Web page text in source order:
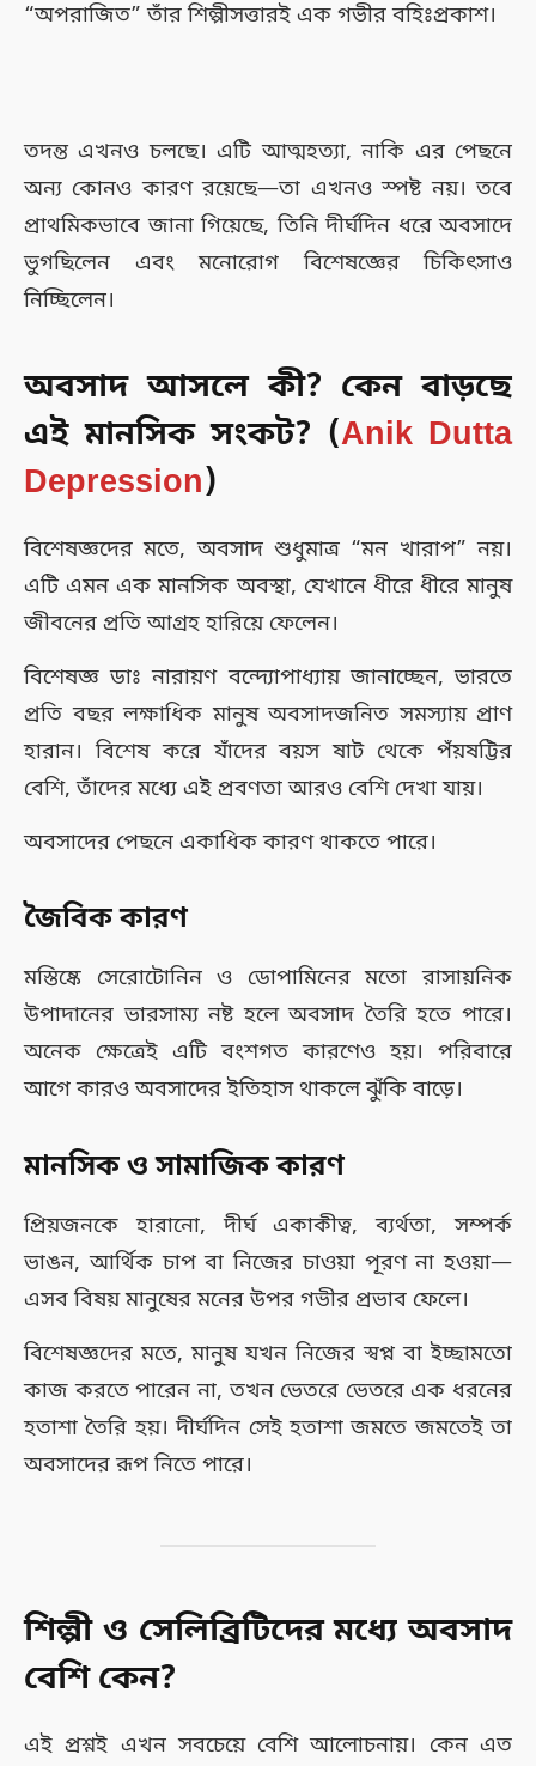
“অপরাজিত” তাঁর শিল্পীসত্তারই এক গভীর বহিঃপ্রকাশ।
তদন্ত এখনও চলছে। এটি আত্মহত্যা, নাকি এর পেছনে
অন্য কোনও কারণ রয়েছে—তা এখনও স্পষ্ট নয়। তবে
প্রাথমিকভাবে জানা গিয়েছে, তিনি দীর্ঘদিন ধরে অবসাদে
ভুগছিলেন এবং মনোরোগ বিশেষজ্ঞের চিকিৎসাও
নিচ্ছিলেন।
অবসাদ আসলে কী? কেন বাড়ছে
এই মানসিক সংকট? (Anik Dutta
Depression)
বিশেষজ্ঞদের মতে, অবসাদ শুধুমাত্র “মন খারাপ” নয়।
এটি এমন এক মানসিক অবস্থা, যেখানে ধীরে ধীরে মানুষ
জীবনের প্রতি আগ্রহ হারিয়ে ফেলেন।
বিশেষজ্ঞ ডাঃ নারায়ণ বন্দ্যোপাধ্যায় জানাচ্ছেন, ভারতে
প্রতি বছর লক্ষাধিক মানুষ অবসাদজনিত সমস্যায় প্রাণ
হারান। বিশেষ করে যাঁদের বয়স ষাট থেকে পঁয়ষট্টির
বেশি, তাঁদের মধ্যে এই প্রবণতা আরও বেশি দেখা যায়।
অবসাদের পেছনে একাধিক কারণ থাকতে পারে।
জৈবিক কারণ
মস্তিষ্কে সেরোটোনিন ও ডোপামিনের মতো রাসায়নিক
উপাদানের ভারসাম্য নষ্ট হলে অবসাদ তৈরি হতে পারে।
অনেক ক্ষেত্রেই এটি বংশগত কারণেও হয়। পরিবারে
আগে কারও অবসাদের ইতিহাস থাকলে ঝুঁকি বাড়ে।
মানসিক ও সামাজিক কারণ
প্রিয়জনকে হারানো, দীর্ঘ একাকীত্ব, ব্যর্থতা, সম্পর্ক
ভাঙন, আর্থিক চাপ বা নিজের চাওয়া পূরণ না হওয়া—
এসব বিষয় মানুষের মনের উপর গভীর প্রভাব ফেলে।
বিশেষজ্ঞদের মতে, মানুষ যখন নিজের স্বপ্ন বা ইচ্ছামতো
কাজ করতে পারেন না, তখন ভেতরে ভেতরে এক ধরনের
হতাশা তৈরি হয়। দীর্ঘদিন সেই হতাশা জমতে জমতেই তা
অবসাদের রূপ নিতে পারে।
শিল্পী ও সেলিব্রিটিদের মধ্যে অবসাদ
বেশি কেন?
এই প্রশ্নই এখন সবচেয়ে বেশি আলোচনায়। কেন এত